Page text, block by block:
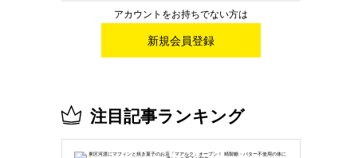
アカウントをお持ちでない方は
新規会員登録
注目記事ランキング